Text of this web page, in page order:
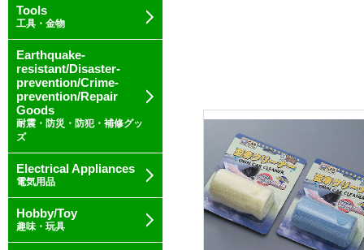
Tools
工具・金物
Earthquake-
resistant/Disaster-
prevention/Crime-
prevention/Repair
Goods
耐震・防災・防犯・補修グッ
ズ
Electrical Appliances
電気用品
Hobby/Toy
趣味・玩具